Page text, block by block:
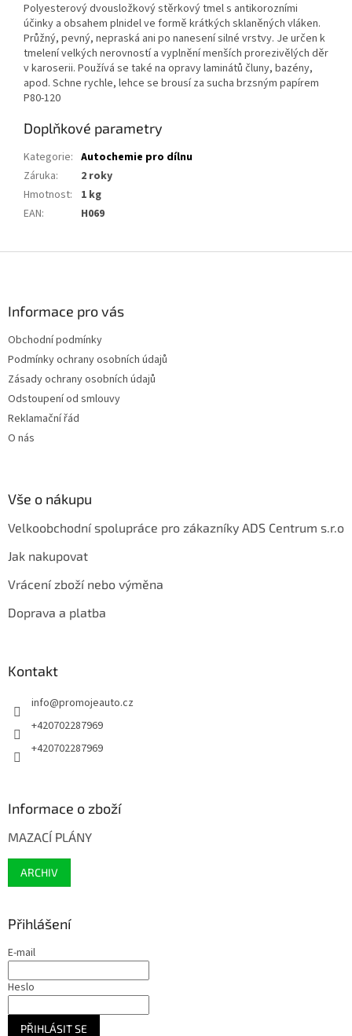
Polyesterový dvousložkový stěrkový tmel s antikorozními
účinky a obsahem plnidel ve formě krátkých sklaněných vláken.
Průžný, pevný, nepraská ani po nanesení silné vrstvy. Je určen k
tmelení velkých nerovností a vyplnění menších prorezivělých děr
v karoserii. Používá se také na opravy laminátů čluny, bazény,
apod. Schne rychle, lehce se brousí za sucha brzsným papírem
P80-120
Doplňkové parametry
Kategorie: Autochemie pro dílnu
Záruka:
2 roky
Hmotnost:
1 kg
EAN: H069
Informace pro vás
Obchodní podmínky
Podmínky ochrany osobních údajů
Zásady ochrany osobních údajů
Odstoupení od smlouvy
Reklamační řád
O nás
Vše o nákupu
Velkoobchodní spolupráce pro zákazníky ADS Centrum s.r.o
Jak nakupovat
Vrácení zboží nebo výměna
Doprava a platba
Kontakt
info@promojeauto.cz
+420702287969
+420702287969
Informace o zboží
MAZACÍ PLÁNY
ARCHIV
Přihlášení
E-mail
Heslo
PŘIHLÁSIT SE